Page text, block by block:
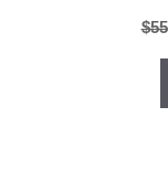
$